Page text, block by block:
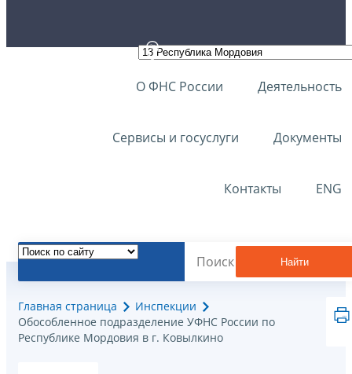
О ФНС России Деятельность
Сервисы и госуслуги Документы
Контакты ENG
Найти
Главная страница
Инспекции
Обособленное подразделение УФНС России по
Республике Мордовия в г. Ковылкино